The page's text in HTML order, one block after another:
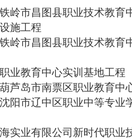
岭市昌图县职业技术教育
施工程
岭市昌图县职业技术教育
业教育中心实训基地工程
芦岛市南票区职业教育中
阳市辽中区职业中等专业
实业有限公司新时代职业